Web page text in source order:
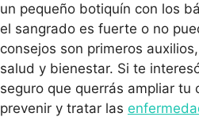
un pequeño botiquín con los
el sangrado es fuerte o no
consejos son primeros
salud y bienestar. Si te
seguro que querrás ampliar
prevenir y tratar las